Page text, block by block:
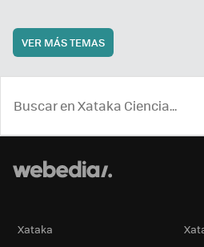
VER MÁS TEMAS
Xataka